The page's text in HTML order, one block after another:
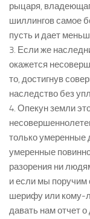
рыцаря,
шиллингов самое
пусть и дает
3. Если же
окажется
то, достигнув
наследство без
4. Опекун земли
только
умеренные
разорения ни
и если мы поручим
шерифу или кому-
давать нам отчет